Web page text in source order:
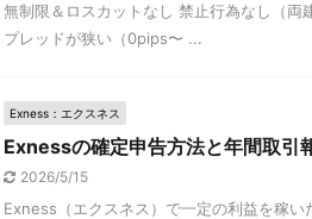
無制限＆ロスカットなし 禁止行為なし（両
プレッドが狭い（0pips〜 ...
Exness：エクスネス
Exnessの確定申告方法と年間取引
2026/5/15
Exness（エクスネス）で一定の利益を稼